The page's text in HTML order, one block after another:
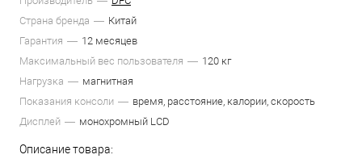
Страна бренда
Китай
Гарантия
12 месяцев
Максимальный вес пользователя
120 кг
Нагрузка
магнитная
Показания консоли
время, расстояние, калории, скорость
Дисплей
монохромный LCD
Описание товара: